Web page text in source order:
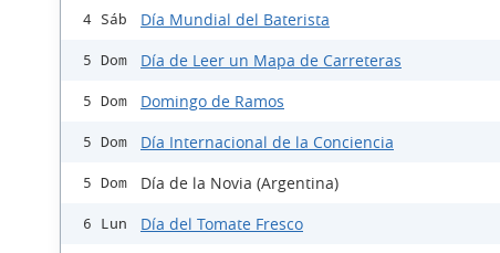
4 Sáb Día Mundial del Baterista
5 Dom Día de Leer un Mapa de Carreteras
5 Dom Domingo de Ramos
5 Dom Día Internacional de la Conciencia
5 Dom Día de la Novia (Argentina)
6 Lun Día del Tomate Fresco